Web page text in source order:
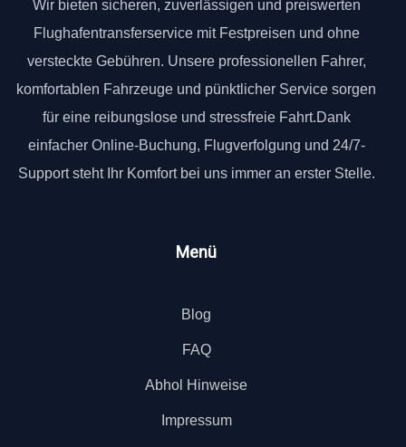
Wir bieten sicheren, zuverlässigen und preiswerten
Flughafentransferservice mit Festpreisen und ohne
versteckte Gebühren. Unsere professionellen Fahrer,
komfortablen Fahrzeuge und pünktlicher Service sorgen
für eine reibungslose und stressfreie Fahrt.Dank
einfacher Online-Buchung, Flugverfolgung und 24/7-
Support steht Ihr Komfort bei uns immer an erster Stelle.
Menü
Blog
FAQ
Abhol Hinweise
Impressum